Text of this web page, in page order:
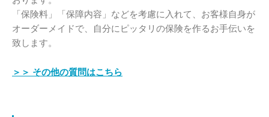
「保険料」「保障内容」などを考慮に入れて、お客様自身が
オーダーメイドで、自分にピッタリの保険を作るお手伝いを
致します。
＞＞ その他の質問はこちら